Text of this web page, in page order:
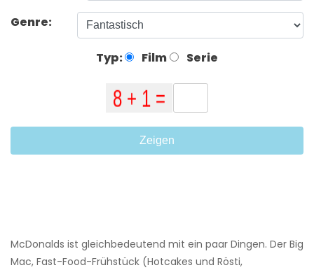
Genre:
Typ: Film Serie
Zeigen
McDonalds ist gleichbedeutend mit ein paar Dingen. Der Big
Mac, Fast-Food-Frühstück (Hotcakes und Rösti,